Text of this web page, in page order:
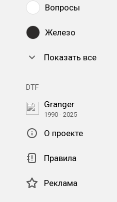
Вопросы
Железо
Показать все
DTF
Granger
1990 - 2025
О проекте
Правила
Реклама